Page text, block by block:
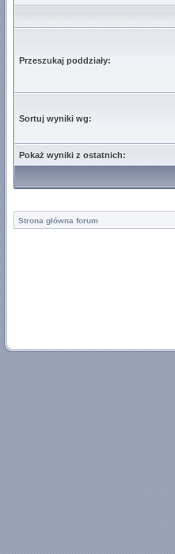
Przeszukaj poddziały:
Sortuj wyniki wg:
Pokaż wyniki z ostatnich:
Strona główna forum